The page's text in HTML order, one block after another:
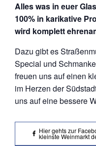
Alles was in euer
100% in karikative
wird komplett
Dazu gibt es
Special und
freuen uns auf einen
im Herzen der
uns auf eine bessere
Hier gehts zur
kleinste Weinmarkt